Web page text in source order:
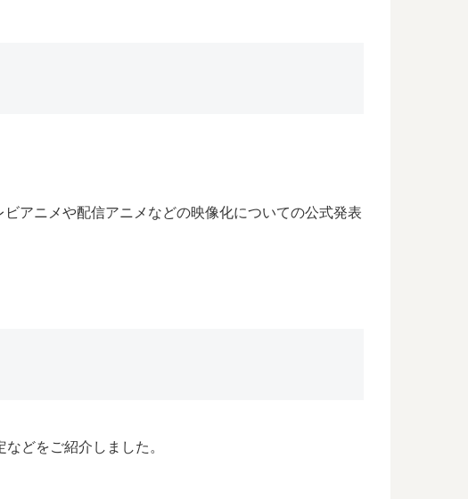
アニメや配信アニメなどの映像化についての公式発表
どをご紹介しました。